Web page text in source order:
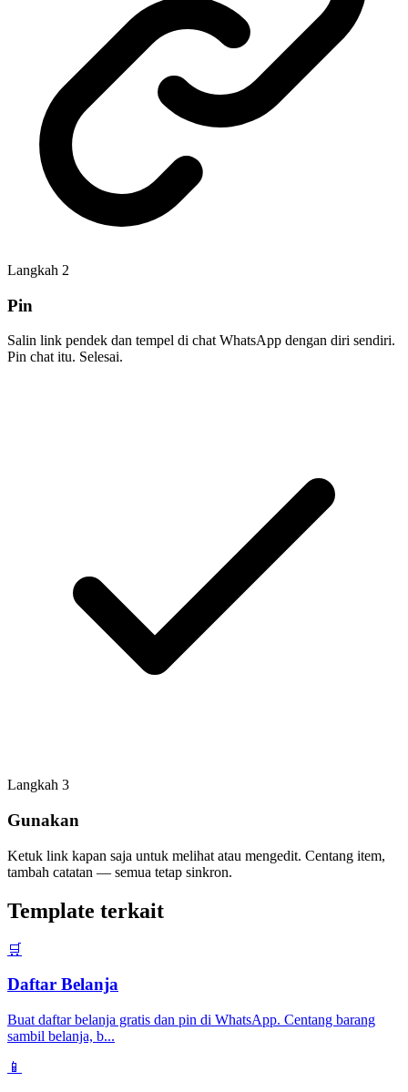
Langkah 2
Pin
Salin link pendek dan tempel di chat WhatsApp dengan diri sendiri.
Pin chat itu. Selesai.
Langkah 3
Gunakan
Ketuk link kapan saja untuk melihat atau mengedit. Centang item,
tambah catatan — semua tetap sinkron.
Template terkait
🛒
Daftar Belanja
Buat daftar belanja gratis dan pin di WhatsApp. Centang barang
sambil belanja, b...
📱